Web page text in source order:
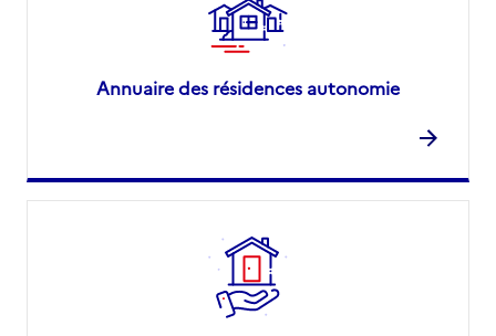
Annuaire des résidences autonomie